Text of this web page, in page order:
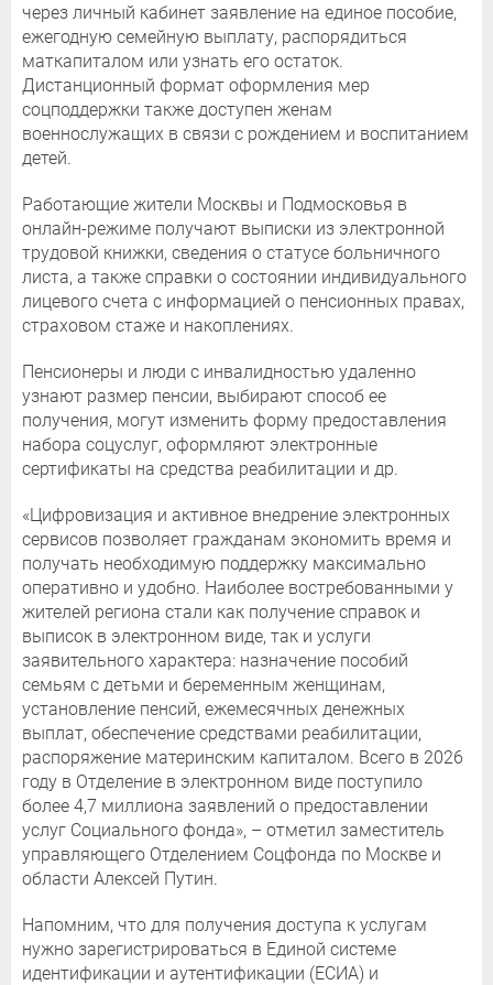
через личный кабинет заявление на единое пособие,
ежегодную семейную выплату, распорядиться
маткапиталом или узнать его остаток.
Дистанционный формат оформления мер
соцподдержки также доступен женам
военнослужащих в связи с рождением и воспитанием
детей.
Работающие жители Москвы и Подмосковья в
онлайн-режиме получают выписки из электронной
трудовой книжки, сведения о статусе больничного
листа, а также справки о состоянии индивидуального
лицевого счета с информацией о пенсионных правах,
страховом стаже и накоплениях.
Пенсионеры и люди с инвалидностью удаленно
узнают размер пенсии, выбирают способ ее
получения, могут изменить форму предоставления
набора соцуслуг, оформляют электронные
сертификаты на средства реабилитации и др.
«Цифровизация и активное внедрение электронных
сервисов позволяет гражданам экономить время и
получать необходимую поддержку максимально
оперативно и удобно. Наиболее востребованными у
жителей региона стали как получение справок и
выписок в электронном виде, так и услуги
заявительного характера: назначение пособий
семьям с детьми и беременным женщинам,
установление пенсий, ежемесячных денежных
выплат, обеспечение средствами реабилитации,
распоряжение материнским капиталом. Всего в 2026
году в Отделение в электронном виде поступило
более 4,7 миллиона заявлений о предоставлении
услуг Социального фонда», – отметил заместитель
управляющего Отделением Соцфонда по Москве и
области Алексей Путин.
Напомним, что для получения доступа к услугам
нужно зарегистрироваться в Единой системе
идентификации и аутентификации (ЕСИА) и